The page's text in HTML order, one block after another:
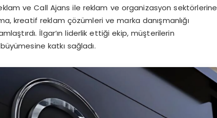
ve Call Ajans ile reklam ve organizasyon sektörlerine
kreatif reklam çözümleri ve marka danışmanlığı
İlgar’ın liderlik ettiği ekip, müşterilerin
katkı sağladı.